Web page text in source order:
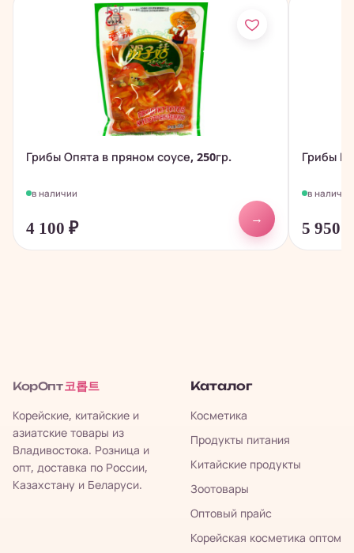
Грибы Опята в пряном соусе, 250гр.
в наличии
4 100 ₽
→
Грибы
в наличии
5 950
КорОпт 코롭트
Корейские, китайские и
азиатские товары из
Владивостока. Розница и
опт, доставка по России,
Казахстану и Беларуси.
Каталог
Косметика
Продукты питания
Китайские продукты
Зоотовары
Оптовый прайс
Корейская косметика оптом